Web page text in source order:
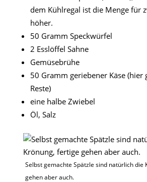
dem Kühlregal ist die Menge für
höher.
50 Gramm Speckwürfel
2 Esslöffel Sahne
Gemüsebrühe
50 Gramm geriebener Käse (hier
Reste)
eine halbe Zwiebel
Öl, Salz
Selbst gemachte Spätzle sind natürlich die
gehen aber auch.